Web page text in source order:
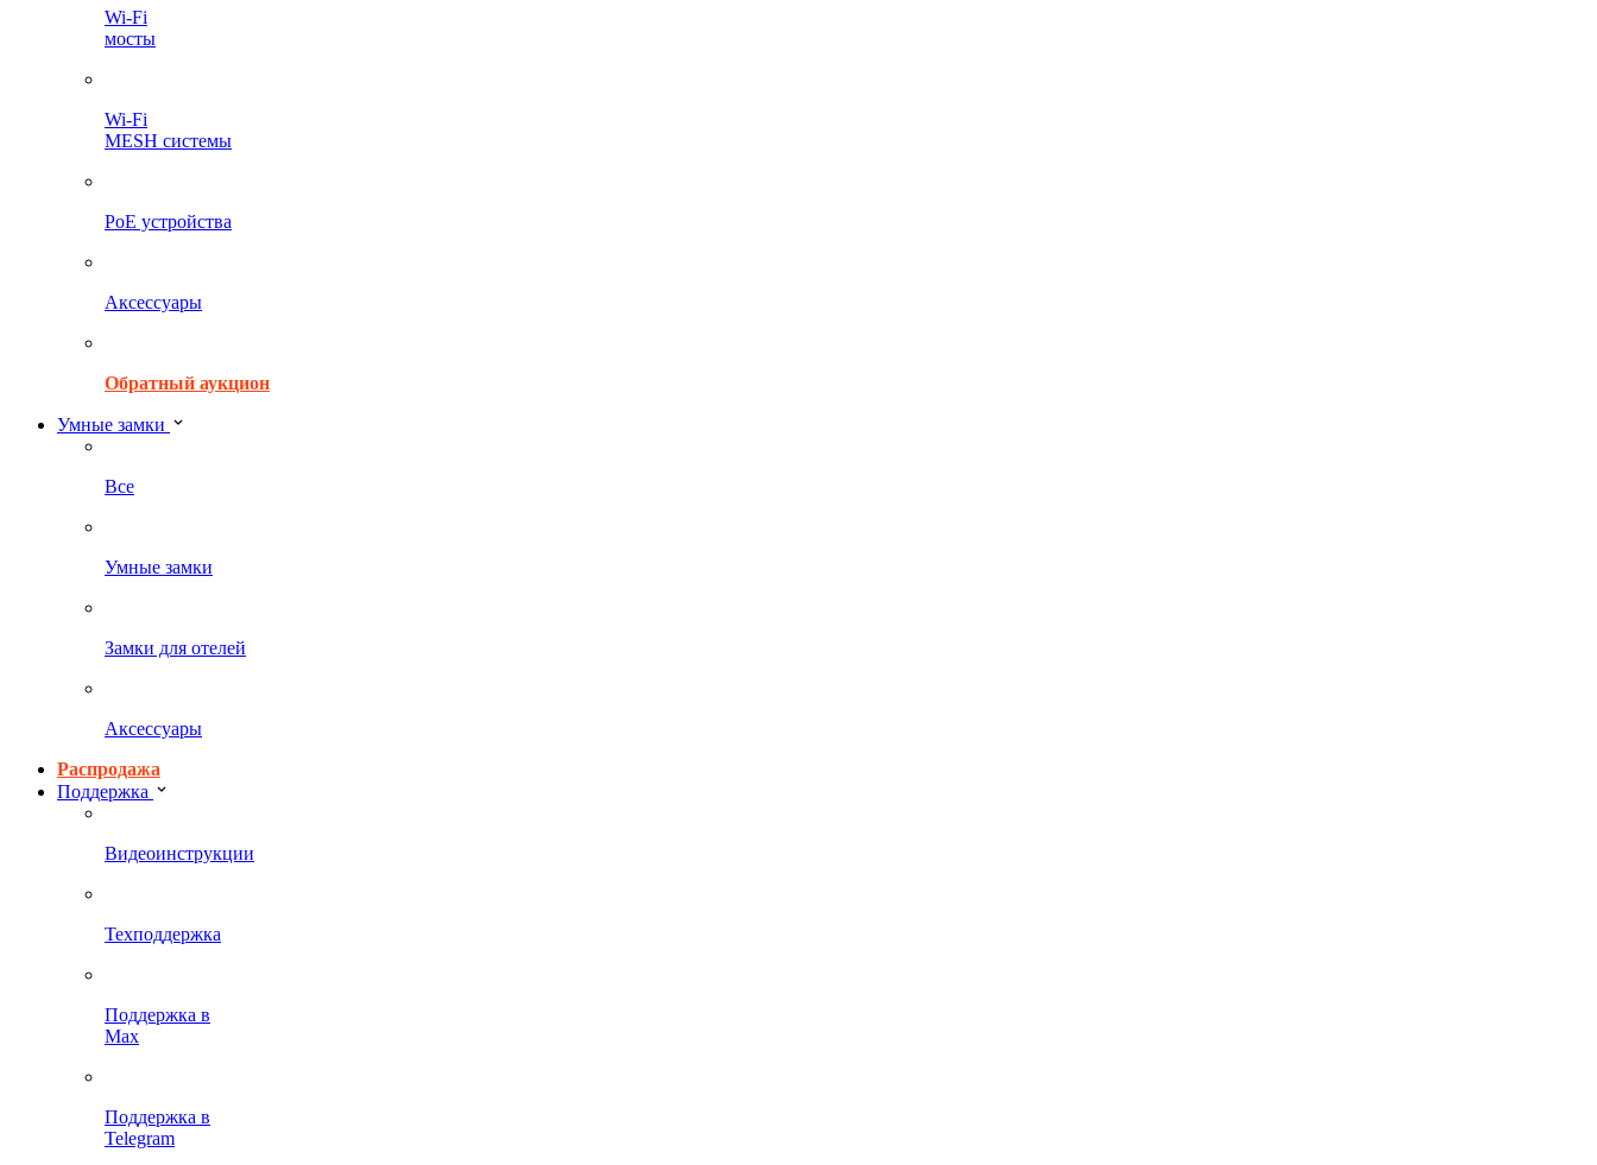
Wi-Fi
мосты
Wi-Fi
MESH системы
PoE устройства
Аксессуары
Обратный аукцион
Умные замки
Все
Умные замки
Замки для отелей
Аксессуары
Распродажа
Поддержка
Видеоинструкции
Техподдержка
Поддержка в
Max
Поддержка в
Telegram